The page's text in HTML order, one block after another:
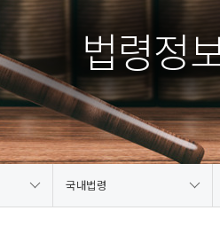
법령정
국내법령